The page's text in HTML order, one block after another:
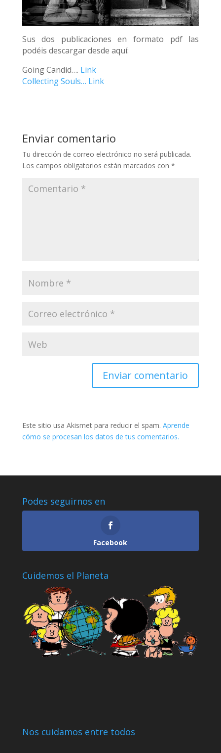
Sus dos publicaciones en formato pdf las
podéis descargar desde aquí:
Going Candid…. Link
Collecting Souls… Link
Enviar comentario
Tu dirección de correo electrónico no será publicada.
Los campos obligatorios están marcados con *
Este sitio usa Akismet para reducir el spam. Aprende
cómo se procesan los datos de tus comentarios.
Podes seguirnos en
Facebook
Cuidemos el Planeta
Nos cuidamos entre todos